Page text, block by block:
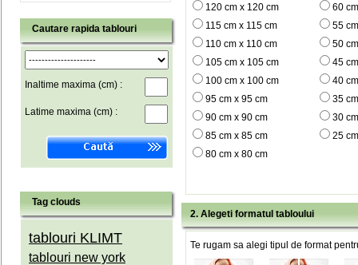
Cautare rapida tablouri
Inaltime maxima (cm) :
Latime maxima (cm) :
Tag clouds
tablouri KLIMT
tablouri new york
120 cm x 120 cm
60
115 cm x 115 cm
55
110 cm x 110 cm
50
105 cm x 105 cm
45
100 cm x 100 cm
40
95 cm x 95 cm
35
90 cm x 90 cm
30
85 cm x 85 cm
25
80 cm x 80 cm
2. Alegeti formatul tabloului
Te rugam sa alegi tipul de format